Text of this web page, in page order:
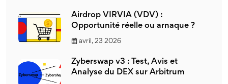
Airdrop VIRVIA (VDV) :
Opportunité réelle ou arnaque ?
avril, 23 2026
Zyberswap v3 : Test, Avis et
Analyse du DEX sur Arbitrum